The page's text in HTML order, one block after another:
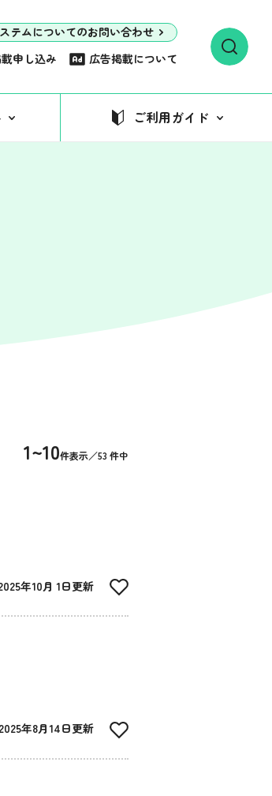
テムについてのお問い合わせ
申し込み 広告掲載について
ご利用ガイド
1~10件表示／53 件中
年10月 1日更新
2025年8月14日更新